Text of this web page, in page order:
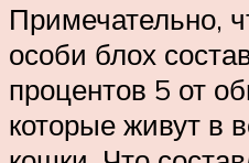
Примечательно,
особи блох
процентов 5 от
которые живут в